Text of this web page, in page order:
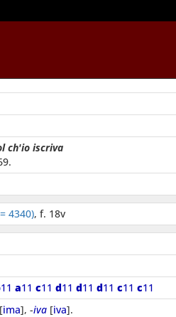
ch'io iscriva
4340), f. 18v
11a11c11d11d11d11c11c11
[ima], -iva [iva].